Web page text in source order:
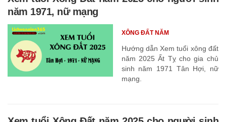
năm 1971, nữ mạng
Hướng dẫn Xem tuổi xông đất
năm 2025 Ất Tỵ cho gia chủ
sinh năm 1971 Tân Hợi, nữ
mạng.
XÔNG ĐẤT NĂM